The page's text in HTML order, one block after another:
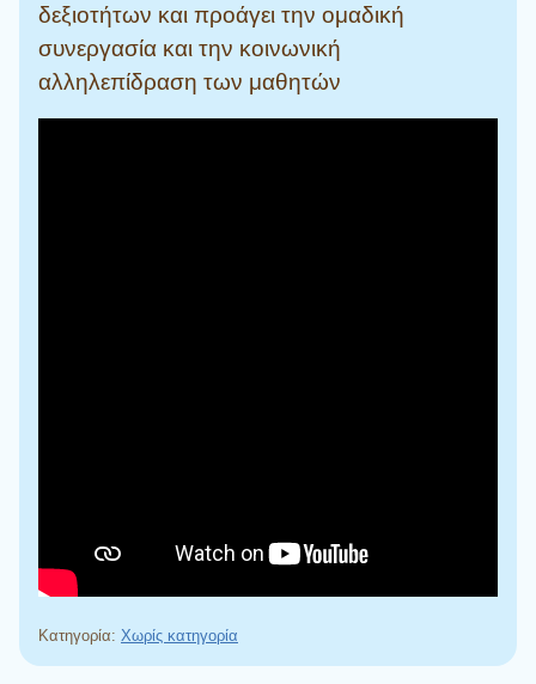
δεξιοτήτων και προάγει την ομαδική
συνεργασία και την κοινωνική
αλληλεπίδραση των μαθητών
Κατηγορία: Χωρίς κατηγορία